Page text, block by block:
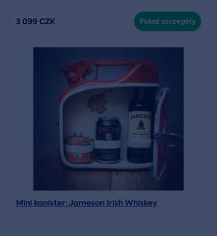
3 099 CZK Pokaż szczegóły
Mini kanister: Jameson Irish Whiskey